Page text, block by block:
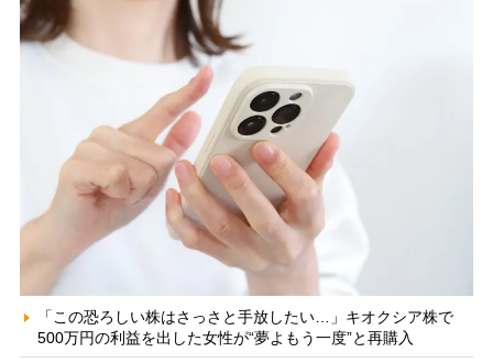
「この恐ろしい株はさっさと手放したい…」キオクシア株で
500万円の利益を出した女性が“夢よもう一度”と再購入